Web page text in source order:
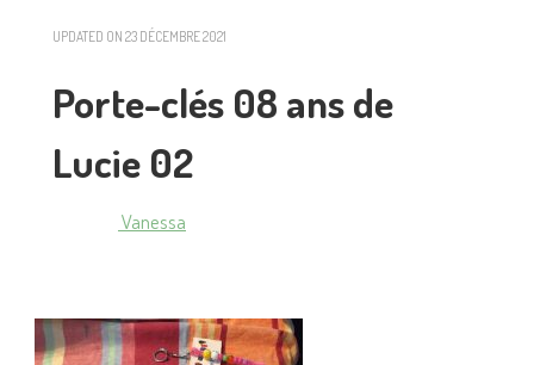
UPDATED ON 23 DÉCEMBRE 2021
Porte-clés 08 ans de
Lucie 02
Vanessa